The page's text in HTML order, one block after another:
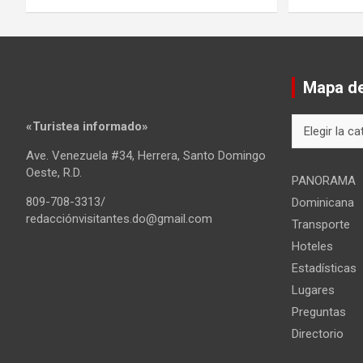
«Turistea informado»
Ave. Venezuela #34, Herrera, Santo Domingo
Oeste, R.D.
809-708-3313/
redacciónvisitantes.do@gmail.com
Mapa
del
PANORAMA
Dominicana
Transporte
Hoteles
Estadísticas
Lugares
Preguntas
Directorio